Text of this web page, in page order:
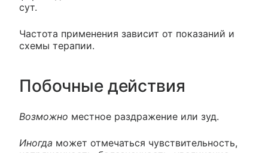
сут.
Частота применения зависит от показаний и
схемы терапии.
Побочные действия
Возможно местное раздражение или зуд.
Иногда может отмечаться чувствительность,